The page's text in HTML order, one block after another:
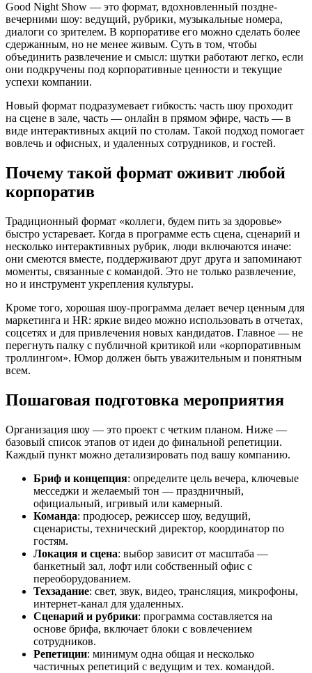
Good Night Show — это формат, вдохновленный поздне-
вечерними шоу: ведущий, рубрики, музыкальные номера,
диалоги со зрителем. В корпоративе его можно сделать более
сдержанным, но не менее живым. Суть в том, чтобы
объединить развлечение и смысл: шутки работают легко, если
они подкручены под корпоративные ценности и текущие
успехи компании.
Новый формат подразумевает гибкость: часть шоу проходит
на сцене в зале, часть — онлайн в прямом эфире, часть — в
виде интерактивных акций по столам. Такой подход помогает
вовлечь и офисных, и удаленных сотрудников, и гостей.
Почему такой формат оживит любой
корпоратив
Традиционный формат «коллеги, будем пить за здоровье»
быстро устаревает. Когда в программе есть сцена, сценарий и
несколько интерактивных рубрик, люди включаются иначе:
они смеются вместе, поддерживают друг друга и запоминают
моменты, связанные с командой. Это не только развлечение,
но и инструмент укрепления культуры.
Кроме того, хорошая шоу-программа делает вечер ценным для
маркетинга и HR: яркие видео можно использовать в отчетах,
соцсетях и для привлечения новых кандидатов. Главное — не
перегнуть палку с публичной критикой или «корпоративным
троллингом». Юмор должен быть уважительным и понятным
всем.
Пошаговая подготовка мероприятия
Организация шоу — это проект с четким планом. Ниже —
базовый список этапов от идеи до финальной репетиции.
Каждый пункт можно детализировать под вашу компанию.
Бриф и концепция: определите цель вечера, ключевые
месседжи и желаемый тон — праздничный,
официальный, игривый или камерный.
Команда: продюсер, режиссер шоу, ведущий,
сценаристы, технический директор, координатор по
гостям.
Локация и сцена: выбор зависит от масштаба —
банкетный зал, лофт или собственный офис с
переоборудованием.
Техзадание: свет, звук, видео, трансляция, микрофоны,
интернет-канал для удаленных.
Сценарий и рубрики: программа составляется на
основе брифа, включает блоки с вовлечением
сотрудников.
Репетиции: минимум одна общая и несколько
частичных репетиций с ведущим и тех. командой.